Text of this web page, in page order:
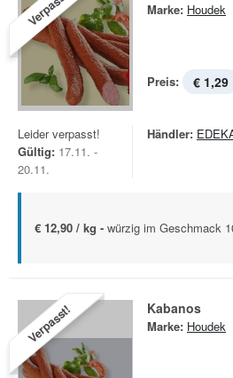
Marke: Houdek
Preis: € 1,29
Leider verpasst!
Gültig: 17.11. -
20.11.
Händler:
€ 12,90 / kg - würzig im Geschmack
Verpasst! Kabanos
Marke: Houdek